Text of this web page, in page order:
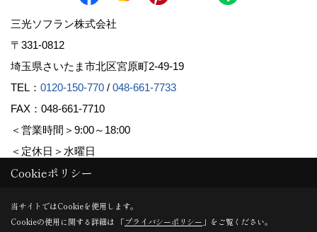
三光ソフラン株式会社
〒331-0812
埼玉県さいたま市北区宮原町2-49-19
TEL： 0120-150-770 / 048-661-7733
FAX：048-661-7710
＜営業時間＞9:00～18:00
＜定休日＞水曜日
Copyright (c) Sanko Soflan Corporation. All Rights Reserved.
Produced byゴデスクリエイト
Cookieポリシー
当サイトではCookieを使用します。
Cookieの使用に関する詳細は 「プライバシーポリシー 」をご覧ください。